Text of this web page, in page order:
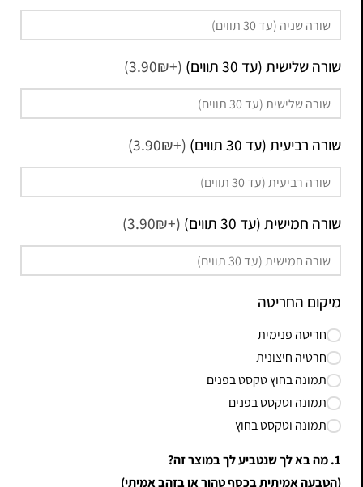
שורה שלישית (עד 30 תווים) (+3.90₪)
שורה רביעית (עד 30 תווים) (+3.90₪)
שורה חמישית (עד 30 תווים) (+3.90₪)
מיקום החריטה
חריטה פנימית
חרטיה חיצונית
תמונה בחוץ טקסט בפנים
תמונה וטקסט בפנים
תמונה וטקסט בחוץ
1. מה בא לך שנטביע לך במוצר זה?
(הטבעה אמיתית בכסף טהור או בזהב אמיתי)